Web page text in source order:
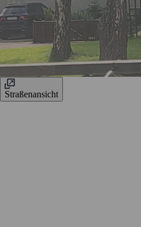
Straßenansicht